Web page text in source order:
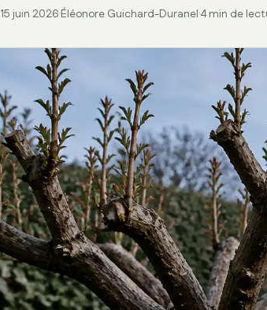
15 juin 2026·Éléonore Guichard-Duranel·4 min de